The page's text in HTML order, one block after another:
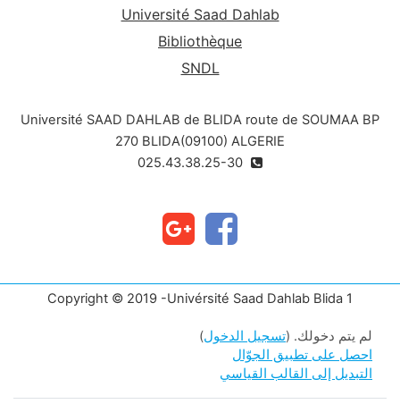
Université Saad Dahlab
Bibliothèque
SNDL
Université SAAD DAHLAB de BLIDA route de SOUMAA BP
270 BLIDA(09100) ALGERIE
Copyright © 2019 -Univérsité Saad Dahlab Blida 1
لم يتم دخولك. (تسجيل الدخول)
احصل على تطبيق الجوّال
التبديل إلى القالب القياسي